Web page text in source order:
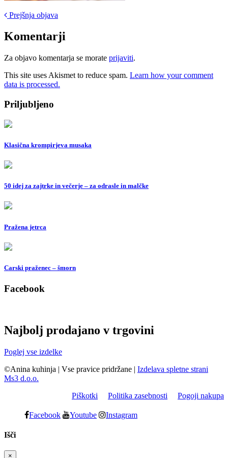
Post
navigation
Prejšnja objava
Komentarji
Za objavo komentarja se morate prijaviti.
This site uses Akismet to reduce spam. Learn how your comment
data is processed.
Priljubljeno
Klasična krompirjeva musaka
50 idej za zajtrke in večerje – za odrasle in malčke
Pražena jetrca
Carski praženec – šmorn
Facebook
Najbolj prodajano v trgovini
Poglej vse izdelke
©Anina kuhinja | Vse pravice pridržane | Izdelava spletne strani
Ms3 d.o.o.
Piškotki
Politika zasebnosti Pogoji nakupa
Facebook Youtube Instagram
Išči
×